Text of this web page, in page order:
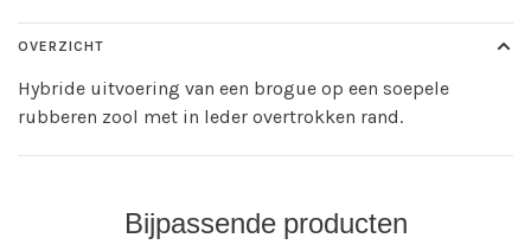
OVERZICHT
Hybride uitvoering van een brogue op een soepele
rubberen zool met in leder overtrokken rand.
Bijpassende producten